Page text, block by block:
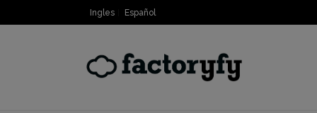
Ingles Español